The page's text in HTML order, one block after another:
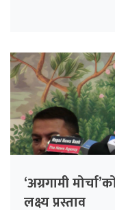
‘अग्रगामी
लक्ष्य प्रस्ताव